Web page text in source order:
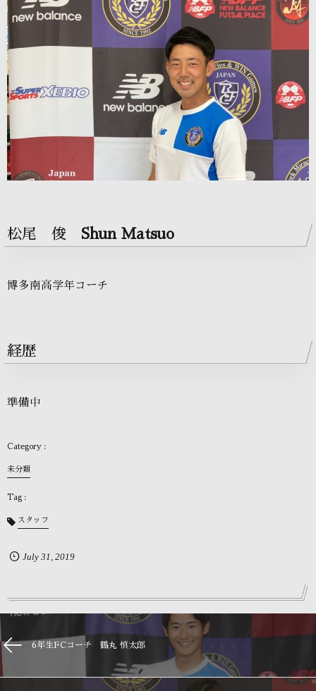
松尾 俊 Shun Matsuo
博多南高学年コーチ
経歴
準備中
未分類
スタッフ
July 31 2019
6年生FCコーチ 鶴丸 慎太郎